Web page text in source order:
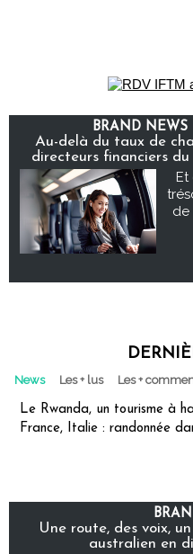
BRAND NEWS
Au-delà du taux de
directeurs financiers
de
News Les + lus Les +
Le Rwanda, un tourisme à
France, Italie : randonnée
Une route, des voix,
australien en